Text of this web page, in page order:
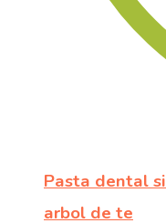
Pasta dental
arbol de te